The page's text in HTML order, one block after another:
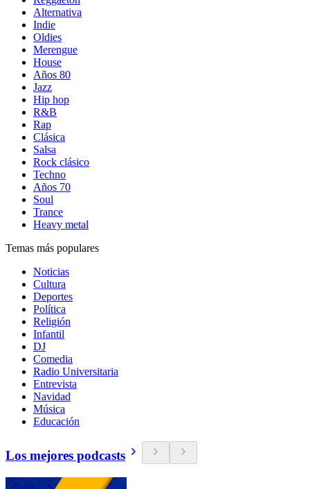
Alternativa
Indie
Oldies
Merengue
House
Años 80
Jazz
Hip hop
R&B
Rap
Clásica
Salsa
Rock clásico
Techno
Años 70
Soul
Trance
Heavy metal
Temas más populares
Noticias
Cultura
Deportes
Política
Religión
Infantil
DJ
Comedia
Radio Universitaria
Entrevista
Navidad
Música
Educación
Los mejores podcasts